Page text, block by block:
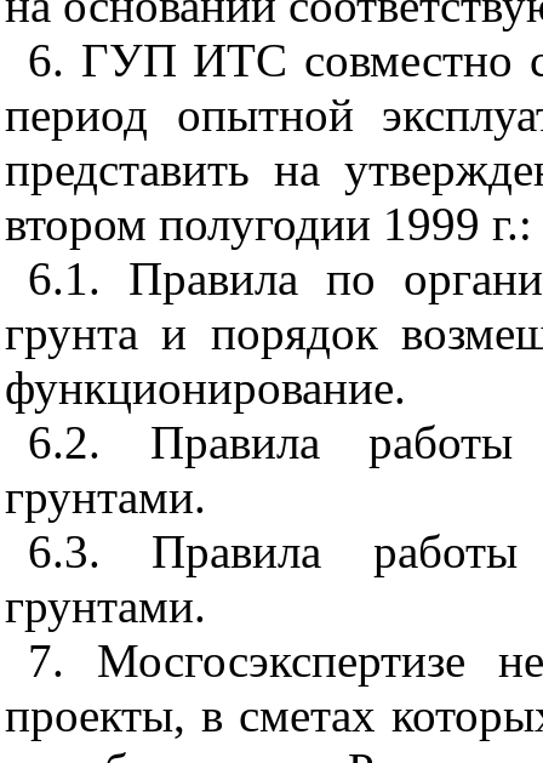
6. ГУП ИТС совместно
период опытной
представить на
втором полугодии 1999 г.:
6.1. Правила по
грунта и порядок
функционирование.
6.2. Правила
грунтами.
6.3. Правила
грунтами.
7. Мосгосэкспертизе
проекты, в сметах